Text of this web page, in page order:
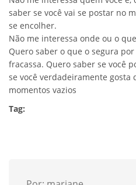
saber se você vai se postar no
se encolher.
Não me interessa onde ou o
Quero saber o que o segura
fracassa. Quero saber se você
se você verdadeiramente gosta
momentos vazios
Tag: